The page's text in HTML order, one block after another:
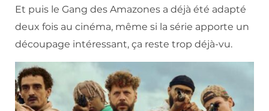
Et puis le Gang des Amazones a déjà été adapté
deux fois au cinéma, même si la série apporte un
découpage intéressant, ça reste trop déjà-vu.